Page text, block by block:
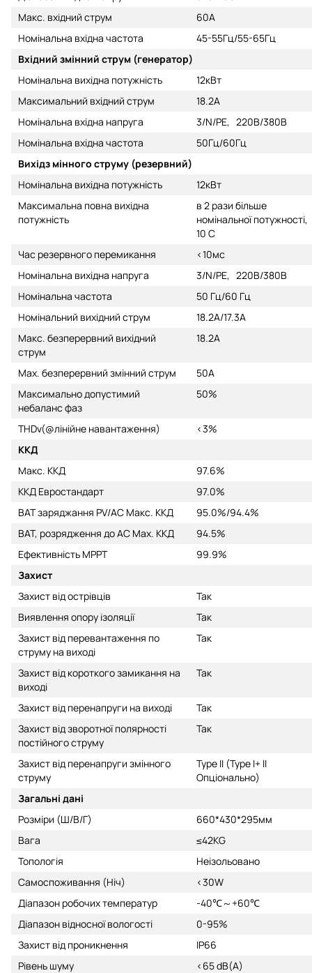
Макс. вхідний струм
60A
Номінальна вхідна частота
45-55Гц/55-65Гц
Вхідний змінний струм (генератор)
Номінальна вихідна потужність
12кВт
Максимальний вхідний струм
18.2A
Номінальна вхідна напруга
3/N/PE, 220В/380В
Номінальна вхідна частота
50Гц/60Гц
Вихідз мінного струму (резервний)
Номінальна вихідна потужність
12кВт
Максимальна повна вихідна
потужність
в 2 рази більше
номінальної потужності,
10 С
Час резервного перемикання
<10мс
Номінальна вихідна напруга
3/N/PE, 220В/380В
Номінальна частота
50 Гц/60 Гц
Номінальний вихідний струм
18.2A/17.3A
Макс. безперервний вихідний
струм
18.2A
Max. безперервний змінний струм
50A
Максимально допустимий
небаланс фаз
50%
THDv(@лінійне навантаження)
<3%
ККД
Макс. ККД
97.6%
ККД Евростандарт
97.0%
BAT заряджання PV/AC Макс. ККД
95.0%/94.4%
BAT, розрядження до AC Max. ККД
94.5%
Ефективність MPPT
99.9%
Захист
Захист від острівців
Так
Виявлення опору ізоляції
Так
Захист від перевантаження по
струму на виході
Так
Захист від короткого замикання на
виході
Так
Захист від перенапруги на виході
Так
Захист від зворотної полярності
постійного струму
Так
Захист від перенапруги змінного
струму
Type II (Type I+ II
Опціонально)
Загальні дані
Розміри (Ш/В/Г)
660*430*295мм
Вага
≤42KG
Топологія
Неізольовано
Самоспоживання (Ніч)
<30W
Діапазон робочих температур
-40℃～+60℃
Діапазон відносної вологості
0-95%
Захист від проникнення
IP66
Рівень шуму
<65 dB(A)